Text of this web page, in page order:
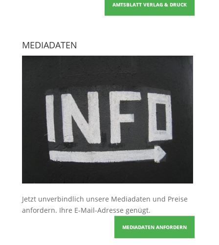
AMTSBLATT VERLAG & DRUCK
MEDIADATEN
Jetzt unverbindlich unsere Mediadaten und Preise
anfordern. Ihre E-Mail-Adresse genügt.
MEDIADATEN ANFORDERN